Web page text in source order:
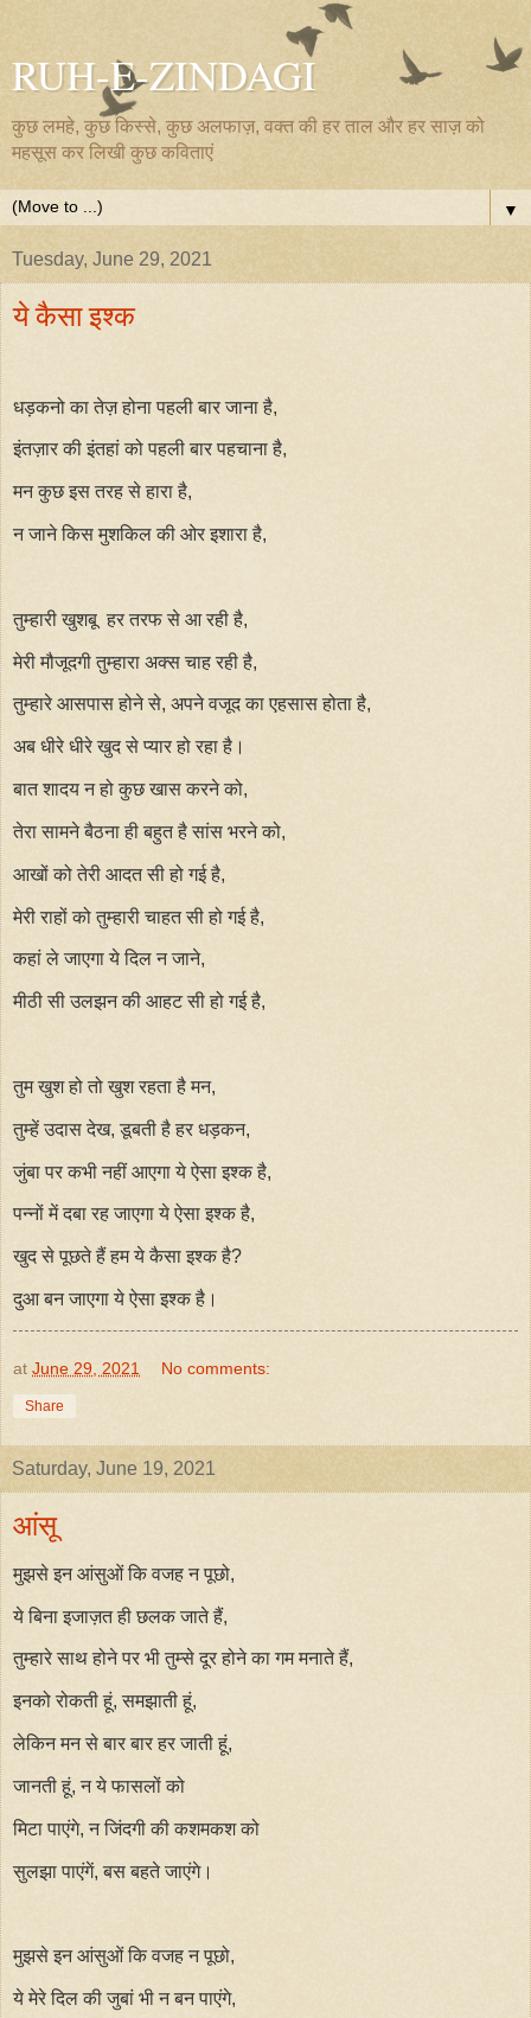
RUH-E-ZINDAGI
कुछ लमहे, कुछ किस्से, कुछ अलफाज़, वक्त की हर ताल और हर साज़ को
महसूस कर लिखी कुछ कविताएं
▼
Tuesday, June 29, 2021
ये कैसा इश्क
धड़कनो का तेज़ होना पहली बार जाना है,
इंतज़ार की इंतहां को पहली बार पहचाना है,
मन कुछ इस तरह से हारा है,
न जाने किस मुशकिल की ओर इशारा है,
तुम्हारी खुशबू हर तरफ से आ रही है,
मेरी मौजूदगी तुम्हारा अक्स चाह रही है,
तुम्हारे आसपास होने से, अपने वजूद का एहसास होता है,
अब धीरे धीरे खुद से प्यार हो रहा है।
बात शादय न हो कुछ खास करने को,
तेरा सामने बैठना ही बहुत है सांस भरने को,
आखों को तेरी आदत सी हो गई है,
मेरी राहों को तुम्हारी चाहत सी हो गई है,
कहां ले जाएगा ये दिल न जाने,
मीठी सी उलझन की आहट सी हो गई है,
तुम खुश हो तो खुश रहता है मन,
तुम्हें उदास देख, डूबती है हर धड़कन,
जुंबा पर कभी नहीं आएगा ये ऐसा इश्क है,
पन्नों में दबा रह जाएगा ये ऐसा इश्क है,
खुद से पूछते हैं हम ये कैसा इश्क है?
दुआ बन जाएगा ये ऐसा इश्क है।
at June 29, 2021 No comments:
Share
Saturday, June 19, 2021
आंसू
मुझसे इन आंसुओं कि वजह न पूछो,
ये बिना इजाज़त ही छलक जाते हैं,
तुम्हारे साथ होने पर भी तुम्से दूर होने का गम मनाते हैं,
इनको रोकती हूं, समझाती हूं,
लेकिन मन से बार बार हर जाती हूं,
जानती हूं, न ये फासलों को
मिटा पाएंगे, न जिंदगी की कशमकश को
सुलझा पाएंगें, बस बहते जाएंगे।
मुझसे इन आंसुओं कि वजह न पूछो,
ये मेरे दिल की जुबां भी न बन पाएंगे,